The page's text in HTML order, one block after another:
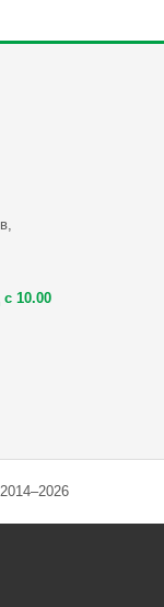
10.00